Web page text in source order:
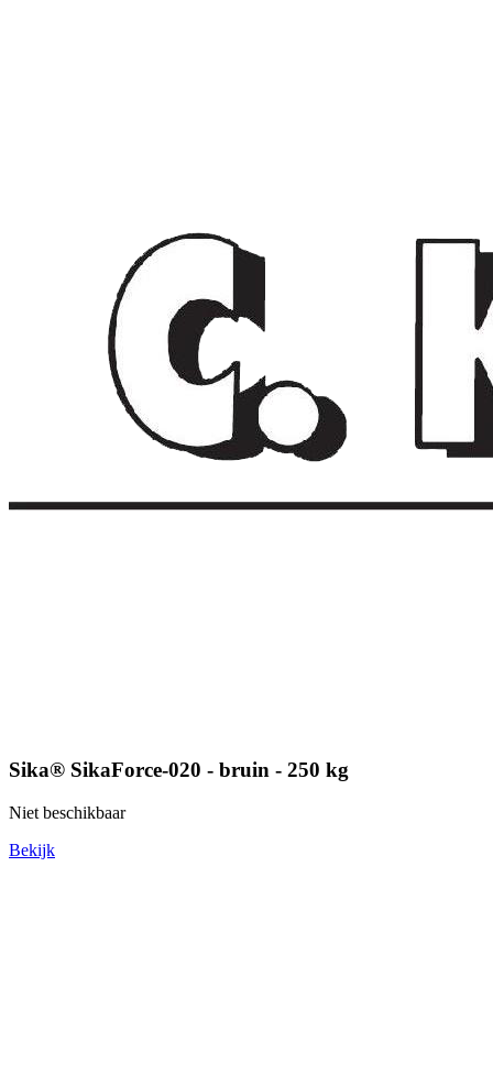
Sika® SikaForce-020 - bruin - 250 kg
Niet beschikbaar
Bekijk